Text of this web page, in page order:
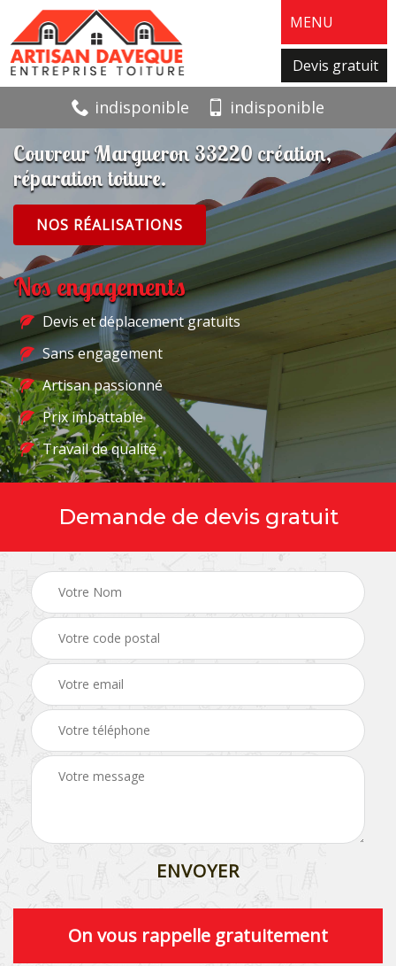
MENU
Devis gratuit
indisponible indisponible
Couvreur Margueron 33220 création,
réparation toiture.
NOS RÉALISATIONS
Nos engagements
Devis et déplacement gratuits
Sans engagement
Artisan passionné
Prix imbattable
Travail de qualité
Demande de devis gratuit
On vous rappelle gratuitement